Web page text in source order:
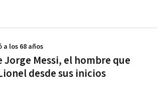
Jorge Messi, el hombre que
desde sus inicios
a los 68 años